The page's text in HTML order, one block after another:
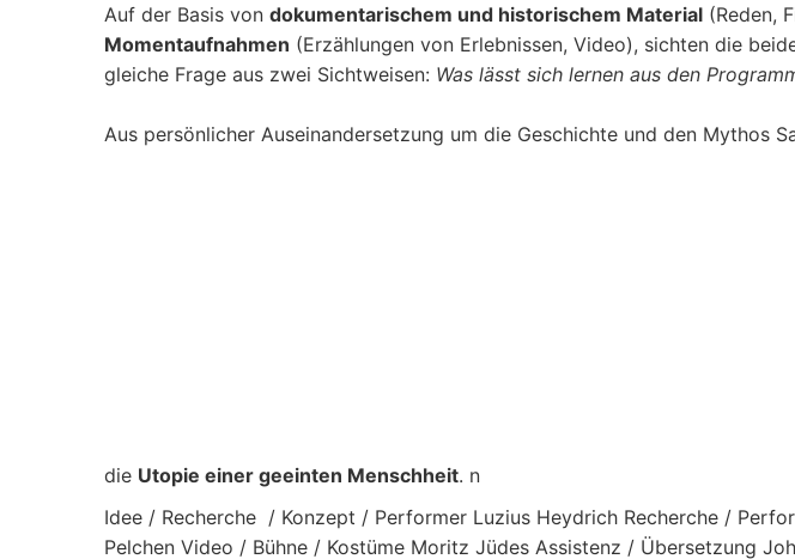
Auf der Basis von dokumentarischem und historischem Material (Reden,
Momentaufnahmen (Erzählungen von Erlebnissen, Video), sichten die
gleiche Frage aus zwei Sichtweisen: Was lässt sich lernen aus den
Aus persönlicher Auseinandersetzung um die Geschichte und den Mythos
die Utopie einer geeinten Menschheit. n
Idee / Recherche / Konzept / Performer Luzius Heydrich Recherche /
Pelchen Video / Bühne / Kostüme Moritz Jüdes Assistenz / Übersetzung